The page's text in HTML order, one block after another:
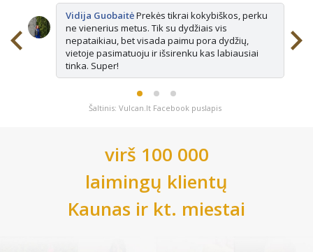
Vidija GuobaitėPrekės tikrai kokybiškos, perku
ne vienerius metus. Tik su dydžiais vis
nepataikiau, bet visada paimu pora dydžių,
vietoje pasimatuoju ir išsirenku kas labiausiai
tinka. Super!
Šaltinis: Vulcan.lt Facebook puslapis
virš 100 000
laimingų klientų
Kaunas ir kt. miestai